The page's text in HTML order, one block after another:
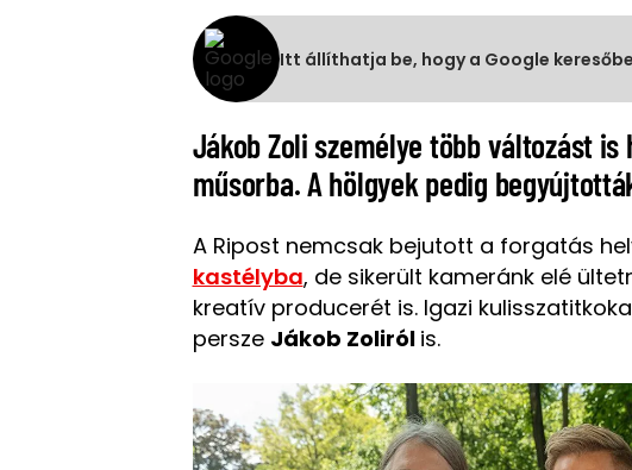
Itt állíthatja be, hogy a Google
Jákob Zoli személye több változást is
műsorba. A hölgyek pedig
A Ripost nemcsak bejutott a forgatás
kastélyba, de sikerült kameránk elé
kreatív producerét is. Igazi
persze Jákob Zoliról is.